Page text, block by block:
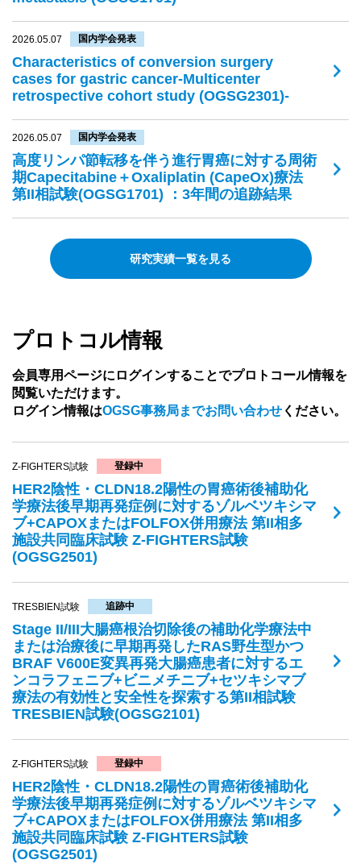
2026.05.07 国内学会発表
Characteristics of conversion surgery
cases for gastric cancer-Multicenter
retrospective cohort study (OGSG2301)-
2026.05.07 国内学会発表
高度リンパ節転移を伴う進行胃癌に対する周術
期Capecitabine＋Oxaliplatin (CapeOx)療法
第II相試験(OGSG1701) ：3年間の追跡結果
研究実績一覧を見る
プロトコル情報
会員専用ページにログインすることでプロトコール情報を
閲覧いただけます。
ログイン情報はOGSG事務局までお問い合わせ ください。
Z-FIGHTERS試験 登録中
HER2陰性・CLDN18.2陽性の胃癌術後補助化
学療法後早期再発症例に対するゾルベツキシマ
ブ+CAPOXまたはFOLFOX併用療法 第II相多
施設共同臨床試験 Z-FIGHTERS試験
(OGSG2501)
TRESBIEN試験 追跡中
Stage II/III大腸癌根治切除後の補助化学療法中
または治療後に早期再発したRAS野生型かつ
BRAF V600E変異再発大腸癌患者に対するエ
ンコラフェニブ+ビニメチニブ+セツキシマブ
療法の有効性と安全性を探索する第II相試験
TRESBIEN試験(OGSG2101)
Z-FIGHTERS試験 登録中
HER2陰性・CLDN18.2陽性の胃癌術後補助化
学療法後早期再発症例に対するゾルベツキシマ
ブ+CAPOXまたはFOLFOX併用療法 第II相多
施設共同臨床試験 Z-FIGHTERS試験
(OGSG2501)